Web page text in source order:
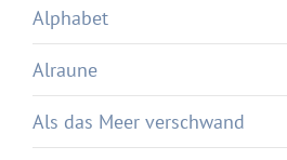
Alphabet
Alraune
Als das Meer verschwand